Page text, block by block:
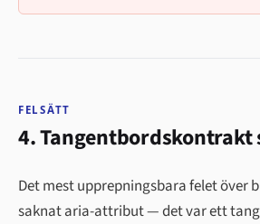
FELSÄTT
4. Tangentbordskontrakt
Det mest upprepningsbara felet över
saknat aria-attribut — det var ett